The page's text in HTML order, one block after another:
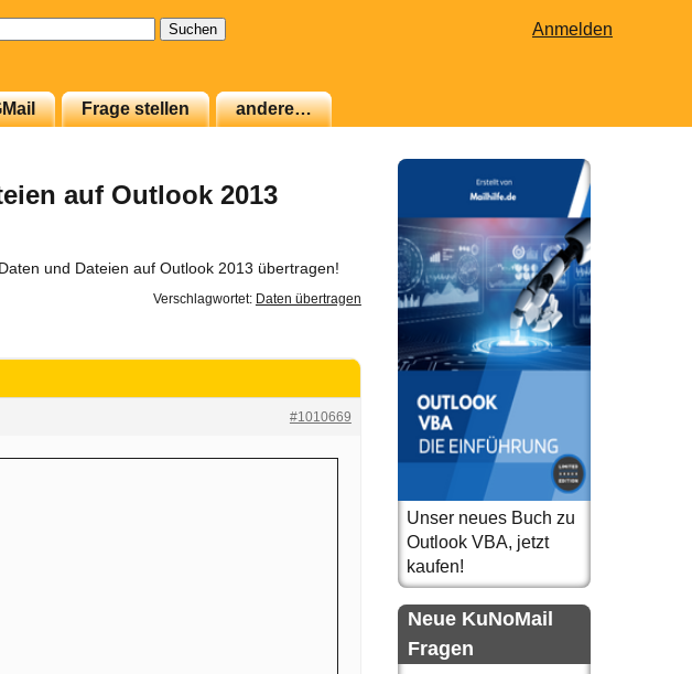
Anmelden
Frage stellen andere…
auf Outlook 2013
und Dateien auf Outlook 2013 übertragen!
Verschlagwortet: Daten übertragen
#1010669
Unser neues Buch zu
Outlook VBA, jetzt
kaufen!
Neue KuNoMail
Fragen